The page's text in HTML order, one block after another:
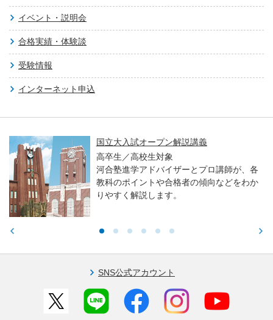
イベント・説明会
合格実績・体験談
受験情報
インターネット申込
国立大入試オープン解説講義
高卒生／高校生対象
河合塾進学アドバイザーとプロ講師が、各
教科のポイントや合格者の傾向などをわか
りやすく解説します。
SNS公式アカウント